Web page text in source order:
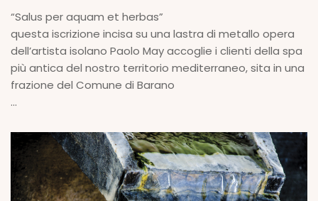
“Salus per aquam et herbas”
questa iscrizione incisa su una lastra di metallo opera
dell’artista isolano Paolo May accoglie i clienti della spa
più antica del nostro territorio mediterraneo, sita in una
frazione del Comune di Barano
...